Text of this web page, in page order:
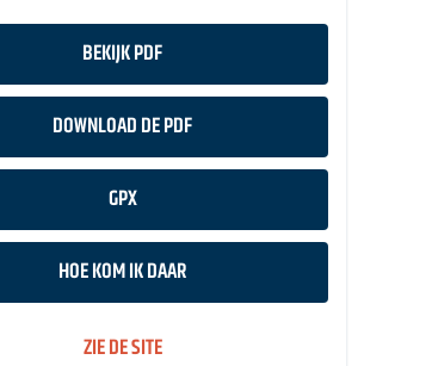
BEKIJK PDF
DOWNLOAD DE PDF
GPX
HOE KOM IK DAAR
ZIE DE SITE